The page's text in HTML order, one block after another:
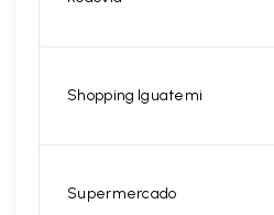
Shopping Iguatemi
Supermercado